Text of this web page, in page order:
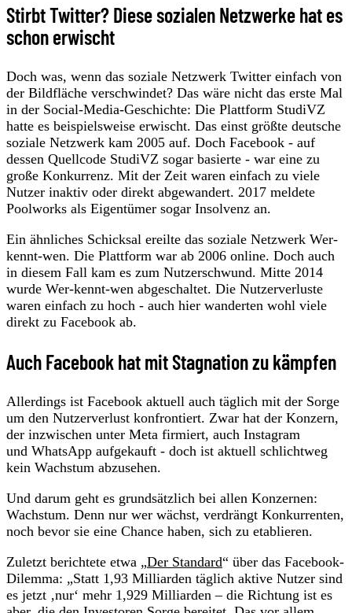
Stirbt Twitter? Diese sozialen Netzwerke hat es
schon erwischt
Doch was, wenn das soziale Netzwerk Twitter einfach von
der Bildfläche verschwindet? Das wäre nicht das erste Mal
in der Social-Media-Geschichte: Die Plattform StudiVZ
hatte es beispielsweise erwischt. Das einst größte deutsche
soziale Netzwerk kam 2005 auf. Doch Facebook - auf
dessen Quellcode StudiVZ sogar basierte - war eine zu
große Konkurrenz. Mit der Zeit waren einfach zu viele
Nutzer inaktiv oder direkt abgewandert. 2017 meldete
Poolworks als Eigentümer sogar Insolvenz an.
Ein ähnliches Schicksal ereilte das soziale Netzwerk Wer-
kennt-wen. Die Plattform war ab 2006 online. Doch auch
in diesem Fall kam es zum Nutzerschwund. Mitte 2014
wurde Wer-kennt-wen abgeschaltet. Die Nutzerverluste
waren einfach zu hoch - auch hier wanderten wohl viele
direkt zu Facebook ab.
Auch Facebook hat mit Stagnation zu kämpfen
Allerdings ist Facebook aktuell auch täglich mit der Sorge
um den Nutzerverlust konfrontiert. Zwar hat der Konzern,
der inzwischen unter Meta firmiert, auch Instagram
und WhatsApp aufgekauft - doch ist aktuell schlichtweg
kein Wachstum abzusehen.
Und darum geht es grundsätzlich bei allen Konzernen:
Wachstum. Denn nur wer wächst, verdrängt Konkurrenten,
noch bevor sie eine Chance haben, sich zu etablieren.
Zuletzt berichtete etwa „Der Standard“ über das Facebook-
Dilemma: „Statt 1,93 Milliarden täglich aktive Nutzer sind
es jetzt ‚nur‘ mehr 1,929 Milliarden – die Richtung ist es